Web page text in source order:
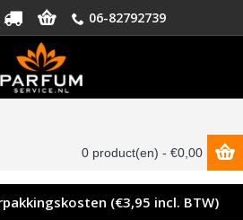
06-82792739
0 product(en) - €0,00
(€3,95 incl. BTW)